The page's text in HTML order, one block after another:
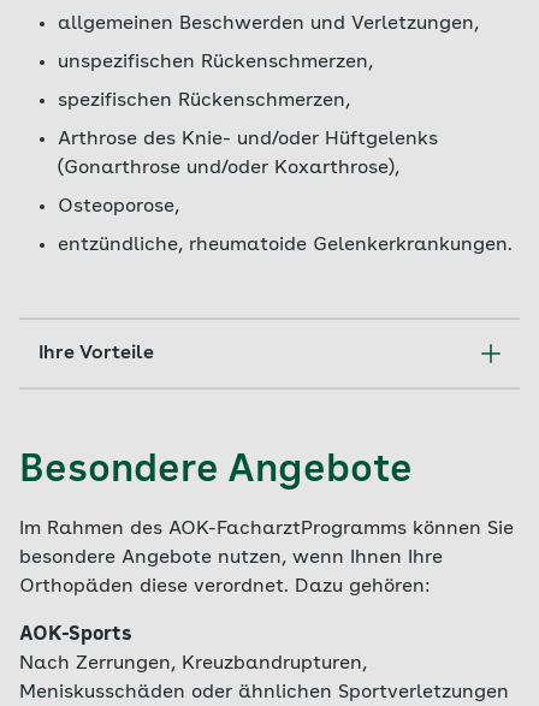
allgemeinen Beschwerden und Verletzungen,
unspezifischen Rückenschmerzen,
spezifischen Rückenschmerzen,
Arthrose des Knie- und/oder Hüftgelenks
(Gonarthrose und/oder Koxarthrose),
Osteoporose,
entzündliche, rheumatoide Gelenkerkrankungen.
Ihre Vorteile
optimalen und strukturierten
Zusammenarbeit zwischen den beteiligten
überweist Sie, wenn medizinisch erforderlich,
an teilnehmende Orthopäden und Chirurgen
des AOK-FacharztProgramms. Im Akutfall
erhalten Sie bei Anforderung durch den
Hausarzt in der Regel noch am gleichen Tag
einen Termin beim Facharzt.
Besondere Angebote
Im Rahmen des AOK-FacharztProgramms können Sie
besondere Angebote nutzen, wenn Ihnen Ihre
Orthopäden diese verordnet. Dazu gehören:
AOK-Sports
Nach Zerrungen, Kreuzbandrupturen,
Meniskusschäden oder ähnlichen Sportverletzungen